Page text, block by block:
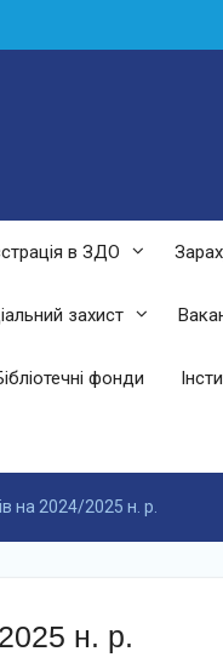
в ЗДО
захист
фонди
на 2024/2025 н. р.
н. р.